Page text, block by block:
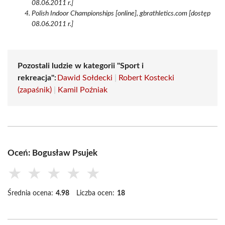
08.06.2011 r.]
Polish Indoor Championships [online], gbrathletics.com [dostęp
08.06.2011 r.]
Pozostali ludzie w kategorii "Sport i
rekreacja": Dawid Sołdecki
Robert Kostecki
(zapaśnik)
Kamil Poźniak
Oceń: Bogusław Psujek
★ ★ ★ ★ ★
Średnia ocena: 4.98 Liczba ocen: 18